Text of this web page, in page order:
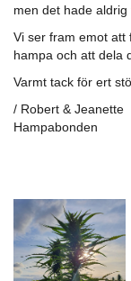
men det hade
Vi ser fram emot att
hampa och att dela
Varmt tack för ert
/ Robert & Jeanette
Hampabonden